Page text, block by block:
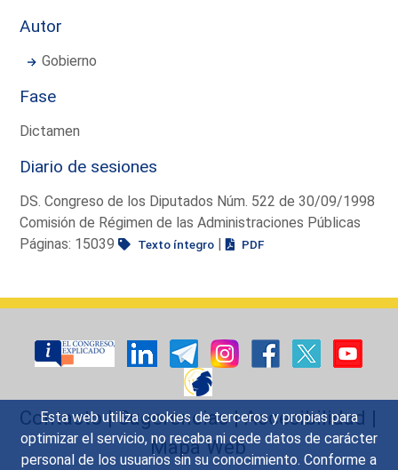
Esta web utiliza cookies de terceros y propias para
optimizar el servicio, no recaba ni cede datos de carácter
personal de los usuarios sin su conocimiento. Conforme a
Autor
Gobierno
Fase
Dictamen
Diario de sesiones
DS. Congreso de los Diputados Núm. 522 de 30/09/1998
Comisión de Régimen de las Administraciones Públicas
Páginas: 15039
Texto íntegro | PDF
Contacto|Sugerencias|Accesibilidad |
Mapa Web